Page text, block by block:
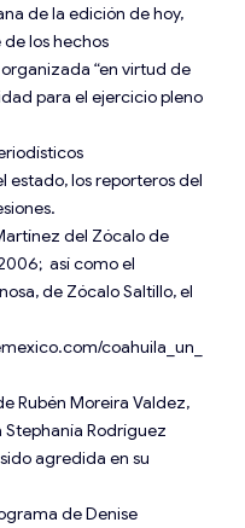
de la edición de hoy,
los hechos
“en virtud de
para el ejercicio pleno
los reporteros del
del Zócalo de
así como el
de Zócalo Saltillo, el
coahuila_un_
Rubén Moreira Valdez,
Stephanía Rodríguez
agredida en su
de Denise